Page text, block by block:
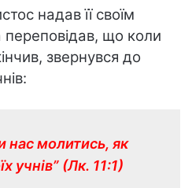
надав її своїм
що коли
звернувся до
нас молитись, як
учнів” (Лк. 11:1)